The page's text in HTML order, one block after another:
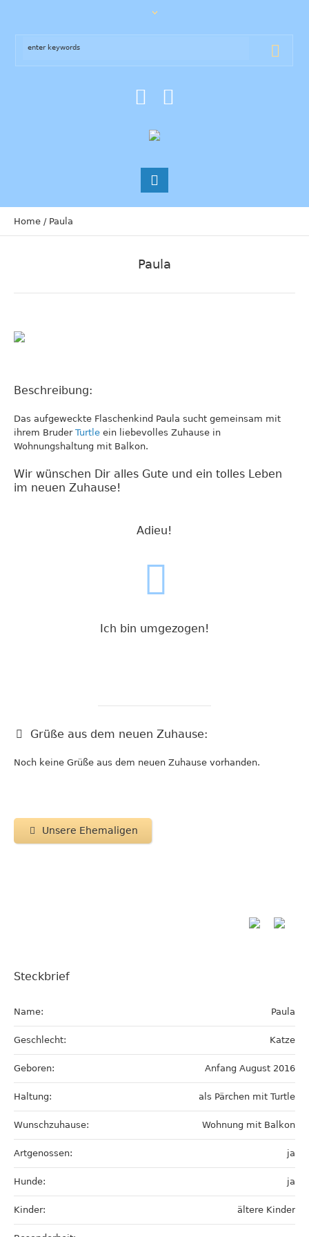
Home / Paula
Paula
Beschreibung:
Das aufgeweckte Flaschenkind Paula sucht gemeinsam mit
ihrem BruderTurtleein liebevolles Zuhause in
Wohnungshaltung mit Balkon.
Wir wünschen Dir alles Gute und ein tolles Leben
im neuen Zuhause!
Adieu!
Ich bin umgezogen!
Grüße aus dem neuen Zuhause:
Noch keine Grüße aus dem neuen Zuhause vorhanden.
Unsere Ehemaligen
Steckbrief
Name: Paula
Geschlecht: Katze
Geboren: Anfang August 2016
Haltung: als Pärchen mit Turtle
Wunschzuhause: Wohnung mit Balkon
Artgenossen: ja
Hunde: ja
Kinder: ältere Kinder